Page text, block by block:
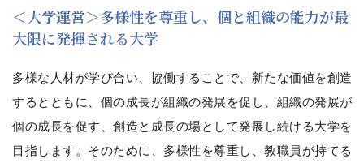
＜大学運営＞多様性を尊重し、個と組織の能力が最
大限に発揮される大学
多様な人材が学び合い、協働することで、新たな価値を創造
するとともに、個の成長が組織の発展を促し、組織の発展が
個の成長を促す、創造と成長の場として発展し続ける大学を
目指します。そのために、多様性を尊重し、教職員が持てる